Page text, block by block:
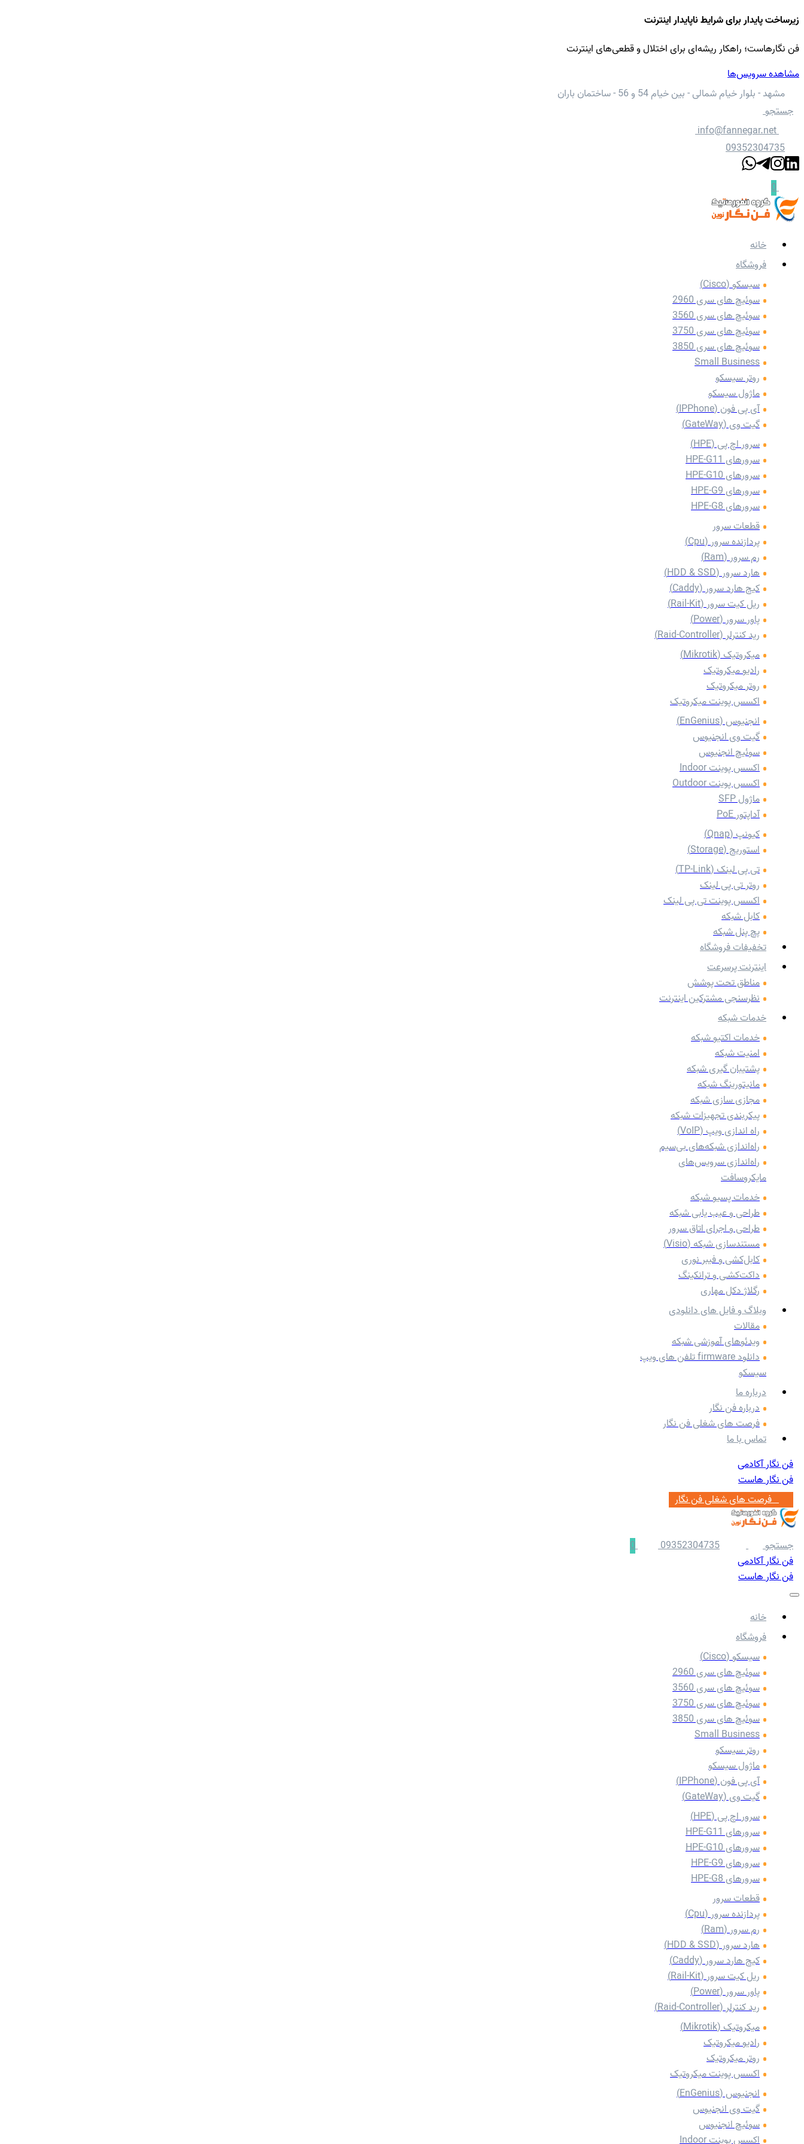
زیرساخت پایدار برای شرایط ناپایدار اینترنت
فن نگارهاست؛ راهکار ریشه‌ای برای اختلال و قطعی‌های اینترنت
مشاهده سرویس‌ها
مشهد - بلوار خیام شمالی - بین خیام 54 و 56 - ساختمان باران
جستجو
info@fannegar.net
09352304735
0
خانه
فروشگاه
سیسکو (Cisco)
سوئیچ های سری 2960
سوئیچ های سری 3560
سوئیچ های سری 3750
سوئیچ های سری 3850
Small Business
روتر سیسکو
ماژول سیسکو
آی پی فون (IPPhone)
گیت وی (GateWay)
سرور اچ پی (HPE)
سرورهای HPE-G11
سرورهای HPE-G10
سرورهای HPE-G9
سرورهای HPE-G8
قطعات سرور
پردازنده سرور (Cpu)
رم سرور (Ram)
هارد سرور (HDD & SSD)
کیج هارد سرور (Caddy)
‌ریل کیت سرور (Rail-Kit)
پاور سرور (Power)
رید کنترلر (Raid-Controller)
میکروتیک (Mikrotik)
رادیو میکروتیک
روتر میکروتیک
اکسس پوینت میکروتیک
انجنیوس (EnGenius)
گیت وی انجنیوس
سوئیچ انجنیوس
اکسس پوینت Indoor
اکسس پوینت Outdoor
ماژول SFP
آداپتور PoE
کیونپ (Qnap)
استوریج (Storage)
تی پی لینک (TP-Link)
روتر تی پی لینک
اکسس پوینت تی پی لینک
کابل شبکه
پچ پنل شبکه
تخفیفات فروشگاه
اینترنت پرسرعت
مناطق تحت پوشش
نظرسنجی مشترکین اینترنت
خدمات شبکه
خدمات اکتیو شبکه
امنیت شبکه
پشتیبان گیری شبکه
مانیتورینگ شبکه
مجازی سازی شبکه
پیکربندی تجهیزات شبکه
راه اندازی ویپ (VoIP)
راه‌اندازی شبکه‌های بی‌سیم
راه‌اندازی سرویس‌های
مایکروسافت
خدمات پسیو شبکه
طراحی و عیب یابی شبکه
طراحی و اجرای اتاق سرور
مستندسازی شبکه (Visio)
کابل‌کشی و فیبر نوری
داکت‌کشـی و ترانکینگ
رگلاژ دکل مهاری
وبلاگ و فایل های دانلودی
مقالات
ویدئوهای آموزشی شبکه
دانلود firmware تلفن های ویپ
سیسکو
درباره ما
درباره فن نگار
فرصت های شغلی فن نگار
تماس با ما
فن نگار آکادمی
فن نگار هاست
‌ ‌‌ ‌فرصت های شغلی فن نگار
جستجو 09352304735
0
فن نگار آکادمی
فن نگار هاست
خانه
فروشگاه
سیسکو (Cisco)
سوئیچ های سری 2960
سوئیچ های سری 3560
سوئیچ های سری 3750
سوئیچ های سری 3850
Small Business
روتر سیسکو
ماژول سیسکو
آی پی فون (IPPhone)
گیت وی (GateWay)
سرور اچ پی (HPE)
سرورهای HPE-G11
سرورهای HPE-G10
سرورهای HPE-G9
سرورهای HPE-G8
قطعات سرور
پردازنده سرور (Cpu)
رم سرور (Ram)
هارد سرور (HDD & SSD)
کیج هارد سرور (Caddy)
‌ریل کیت سرور (Rail-Kit)
پاور سرور (Power)
رید کنترلر (Raid-Controller)
میکروتیک (Mikrotik)
رادیو میکروتیک
روتر میکروتیک
اکسس پوینت میکروتیک
انجنیوس (EnGenius)
گیت وی انجنیوس
سوئیچ انجنیوس
اکسس پوینت Indoor